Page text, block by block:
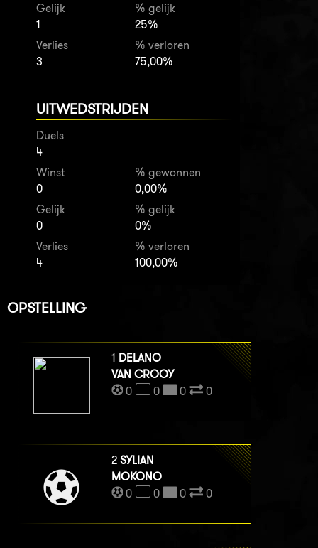
Gelijk
1
% gelijk
25%
Verlies
3
% verloren
75,00%
UITWEDSTRIJDEN
Duels
4
Winst
0
% gewonnen
0,00%
Gelijk
0
% gelijk
0%
Verlies
4
% verloren
100,00%
OPSTELLING
1 DELANO
VAN CROOY
0
0 0 0
2 SYLIAN
MOKONO
0
0 0 0